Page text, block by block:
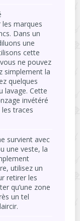
marques
Dans un
une
cette
ne pouvez
simplement la
quelques
lavage. Cette
invétéré
traces
survient avec
une veste, la
utilisez un
retirer les
qu’une zone
un tel